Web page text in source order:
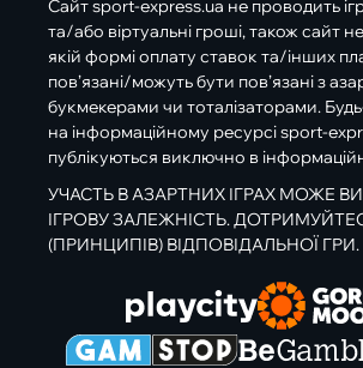
Сайт sport-express.ua не проводить
та/або віртуальні гроші, також сайт
якій формі оплату ставок та/інших
пов’язані/можуть бути пов’язані з
букмекерами чи тоталізаторами.
на інформаційному ресурсі sport-
публікуються виключно в
УЧАСТЬ В АЗАРТНИХ ІГРАХ МОЖЕ
ІГРОВУ ЗАЛЕЖНІСТЬ.
(ПРИНЦИПІВ) ВІДПОВІДАЛЬНОЇ ГРИ.